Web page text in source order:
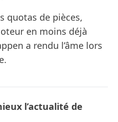
quotas de pièces,
en moins déjà
a rendu l’âme lors
l’actualité de